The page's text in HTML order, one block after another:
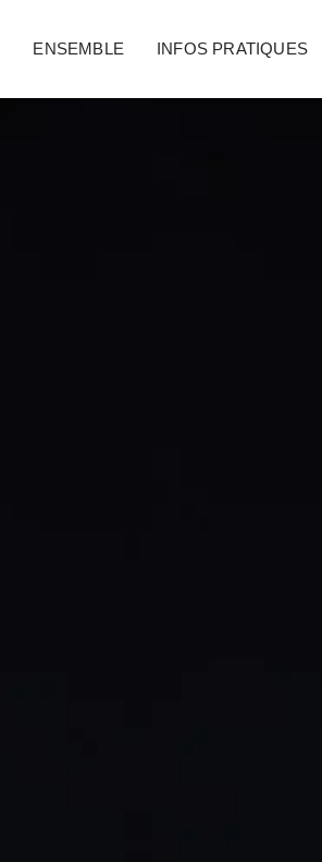
ENSEMBLE INFOS PRATIQUES